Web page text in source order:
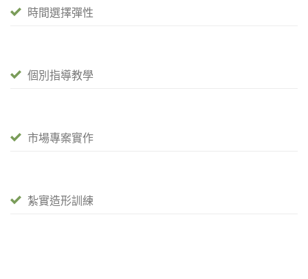
時間選擇彈性
個別指導教學
市場專案實作
紮實造形訓練